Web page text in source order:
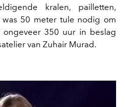
kralen, pailletten,
was 50 meter tule nodig om
350 uur in beslag
van Zuhair Murad.